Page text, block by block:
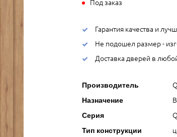
Гарантия качества и
Не подошел размер -
Доставка дверей в
Производитель
Назначение
Серия
Тип конструкции